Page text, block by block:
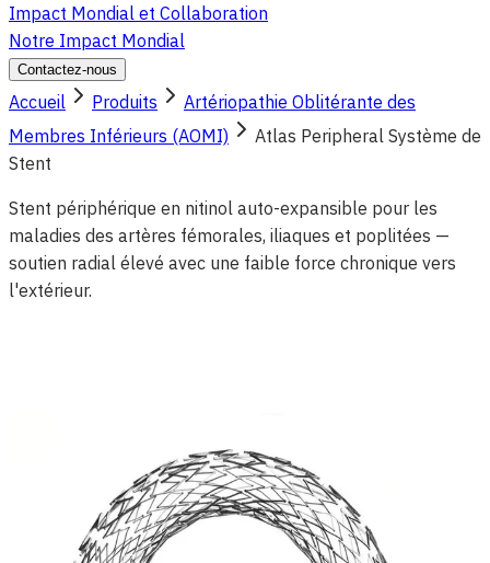
Impact Mondial et Collaboration
Notre Impact Mondial
Contactez-nous
Accueil Produits
Artériopathie Oblitérante des
Membres Inférieurs (AOMI)
Atlas Peripheral Système de
Stent
Stent périphérique en nitinol auto-expansible pour les
maladies des artères fémorales, iliaques et poplitées —
soutien radial élevé avec une faible force chronique vers
l'extérieur.